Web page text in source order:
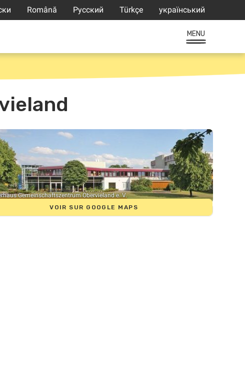
Română Русский Türkçe український
MENU
Gemeinschaftszentrum Obervieland e. V.
VOIR SUR GOOGLE MAPS